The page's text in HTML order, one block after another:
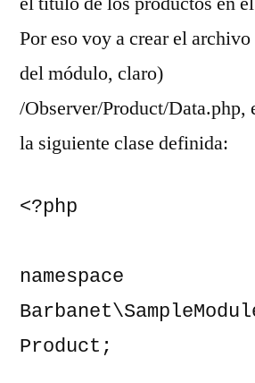
Por eso voy a crear el
del módulo, claro)
/Observer/Product/Data.php,
la siguiente clase definida:
<?php
namespace
Product;